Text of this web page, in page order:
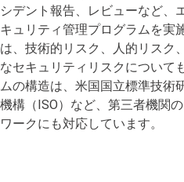
シデント報告、レビューなど、
キュリティ管理プログラムを実
は、技術的リスク、人的リスク
なセキュリティリスクについて
ムの構造は、米国国立標準技術
機構（ISO）など、第三者機関
ワークにも対応しています。